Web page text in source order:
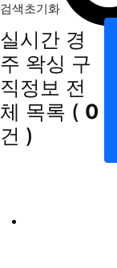
검색초기화
실시간 경
주 왁싱 구
직정보 전
체 목록 ( 0
건 )